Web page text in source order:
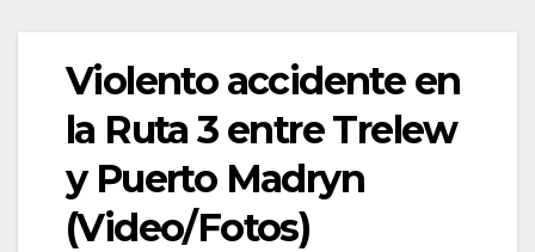
Violento accidente en
la Ruta 3 entre Trelew
y Puerto Madryn
(Video/Fotos)